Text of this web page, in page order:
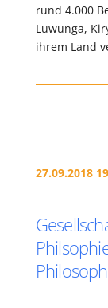
rund 4.000
Luwunga,
ihrem Land
27.09.2018